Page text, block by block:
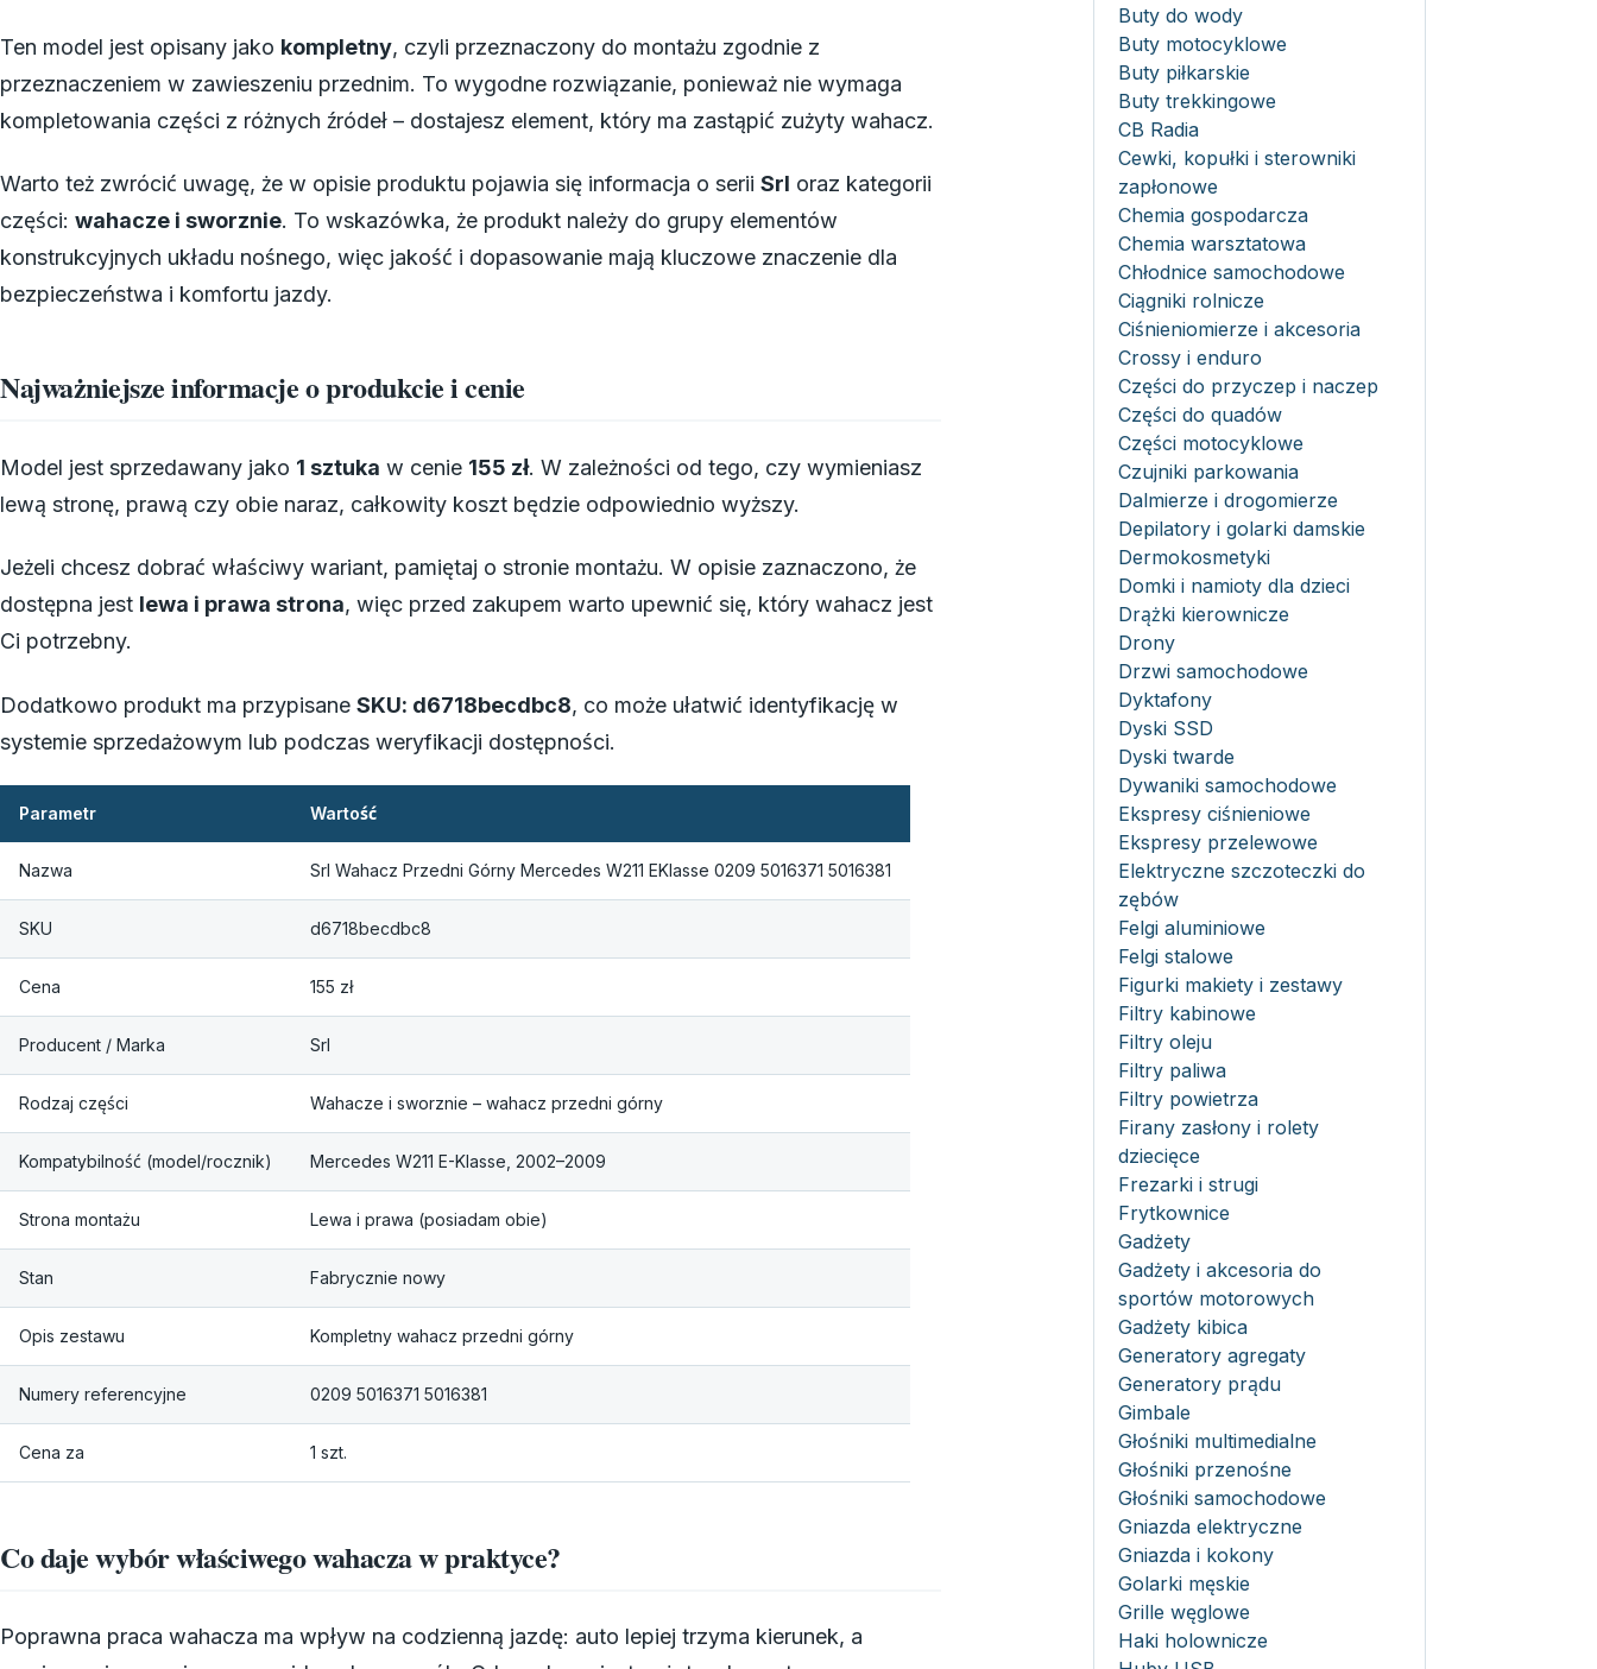
Ten model jest opisany jako kompletny, czyli przeznaczony do montażu zgodnie z
przeznaczeniem w zawieszeniu przednim. To wygodne rozwiązanie, ponieważ nie wymaga
kompletowania części z różnych źródeł – dostajesz element, który ma zastąpić zużyty wahacz.
Warto też zwrócić uwagę, że w opisie produktu pojawia się informacja o serii Srl oraz kategorii
części: wahacze i sworznie. To wskazówka, że produkt należy do grupy elementów
konstrukcyjnych układu nośnego, więc jakość i dopasowanie mają kluczowe znaczenie dla
bezpieczeństwa i komfortu jazdy.
Najważniejsze informacje o produkcie i cenie
Model jest sprzedawany jako 1 sztuka w cenie 155 zł. W zależności od tego, czy wymieniasz
lewą stronę, prawą czy obie naraz, całkowity koszt będzie odpowiednio wyższy.
Jeżeli chcesz dobrać właściwy wariant, pamiętaj o stronie montażu. W opisie zaznaczono, że
dostępna jest lewa i prawa strona, więc przed zakupem warto upewnić się, który wahacz jest
Ci potrzebny.
Dodatkowo produkt ma przypisane SKU: d6718becdbc8, co może ułatwić identyfikację w
systemie sprzedażowym lub podczas weryfikacji dostępności.
Parametr Wartość
Nazwa Srl Wahacz Przedni Górny Mercedes W211 EKlasse 0209 5016371 5016381
SKU d6718becdbc8
Cena 155 zł
Producent / Marka Srl
Rodzaj części Wahacze i sworznie – wahacz przedni górny
Kompatybilność (model/rocznik) Mercedes W211 E-Klasse, 2002–2009
Strona montażu Lewa i prawa (posiadam obie)
Stan Fabrycznie nowy
Opis zestawu Kompletny wahacz przedni górny
Numery referencyjne 0209 5016371 5016381
Cena za 1 szt.
Co daje wybór właściwego wahacza w praktyce?
Poprawna praca wahacza ma wpływ na codzienną jazdę: auto lepiej trzyma kierunek, a
Buty do wody
Buty motocyklowe
Buty piłkarskie
Buty trekkingowe
CB Radia
Cewki, kopułki i sterowniki
zapłonowe
Chemia gospodarcza
Chemia warsztatowa
Chłodnice samochodowe
Ciągniki rolnicze
Ciśnieniomierze i akcesoria
Crossy i enduro
Części do przyczep i naczep
Części do quadów
Części motocyklowe
Czujniki parkowania
Dalmierze i drogomierze
Depilatory i golarki damskie
Dermokosmetyki
Domki i namioty dla dzieci
Drążki kierownicze
Drony
Drzwi samochodowe
Dyktafony
Dyski SSD
Dyski twarde
Dywaniki samochodowe
Ekspresy ciśnieniowe
Ekspresy przelewowe
Elektryczne szczoteczki do
zębów
Felgi aluminiowe
Felgi stalowe
Figurki makiety i zestawy
Filtry kabinowe
Filtry oleju
Filtry paliwa
Filtry powietrza
Firany zasłony i rolety
dziecięce
Frezarki i strugi
Frytkownice
Gadżety
Gadżety i akcesoria do
sportów motorowych
Gadżety kibica
Generatory agregaty
Generatory prądu
Gimbale
Głośniki multimedialne
Głośniki przenośne
Głośniki samochodowe
Gniazda elektryczne
Gniazda i kokony
Golarki męskie
Grille węglowe
Haki holownicze